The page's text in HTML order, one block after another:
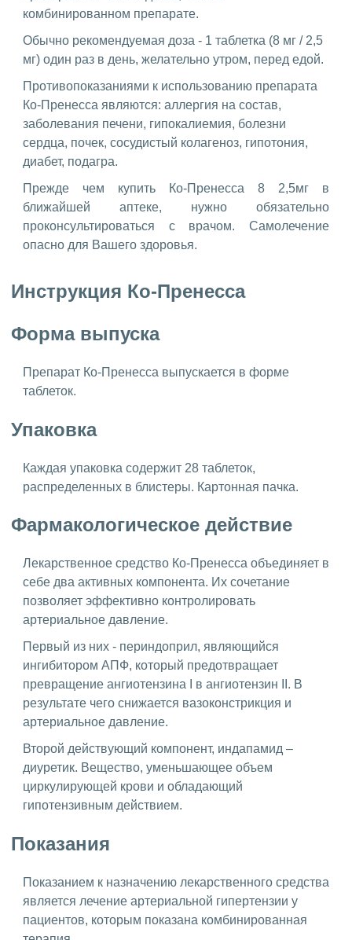
комбинированном препарате.
Обычно рекомендуемая доза - 1 таблетка (8 мг / 2,5
мг) один раз в день, желательно утром, перед едой.
Противопоказаниями к использованию препарата
Ко-Пренесса являются: аллергия на состав,
заболевания печени, гипокалиемия, болезни
сердца, почек, сосудистый колагеноз, гипотония,
диабет, подагра.
Прежде чем купить Ко-Пренесса 8 2,5мг в
ближайшей аптеке, нужно обязательно
проконсультироваться с врачом. Самолечение
опасно для Вашего здоровья.
Инструкция Ко-Пренесса
Форма выпуска
Препарат Ко-Пренесса выпускается в форме
таблеток.
Упаковка
Каждая упаковка содержит 28 таблеток,
распределенных в блистеры. Картонная пачка.
Фармакологическое действие
Лекарственное средство Ко-Пренесса объединяет в
себе два активных компонента. Их сочетание
позволяет эффективно контролировать
артериальное давление.
Первый из них - периндоприл, являющийся
ингибитором АПФ, который предотвращает
превращение ангиотензина I в ангиотензин II. В
результате чего снижается вазоконстрикция и
артериальное давление.
Второй действующий компонент, индапамид –
диуретик. Вещество, уменьшающее объем
циркулирующей крови и обладающий
гипотензивным действием.
Показания
Показанием к назначению лекарственного средства
является лечение артериальной гипертензии у
пациентов, которым показана комбинированная